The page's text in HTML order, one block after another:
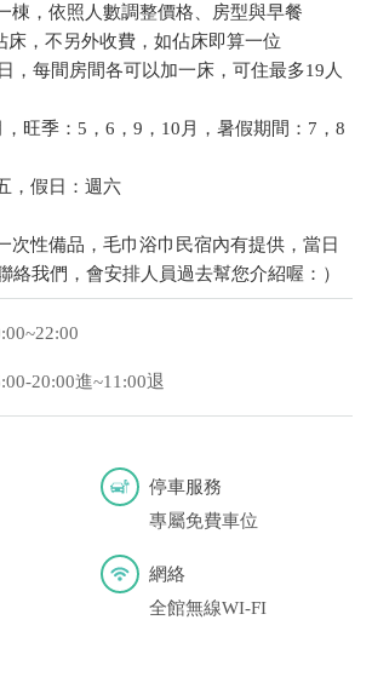
棟，依照人數調整價格、房型與早餐
，不另外收費，如佔床即算一位
，每間房間各可以加一床，可住最多19人
旺季：5，6，9，10月，暑假期間：7，8
，假日：週六
次性備品，毛巾浴巾民宿內有提供，當日
絡我們，會安排人員過去幫您介紹喔：）
20:00進~11:00退
停車服務
專屬免費車位
網絡
全館無線WI-FI